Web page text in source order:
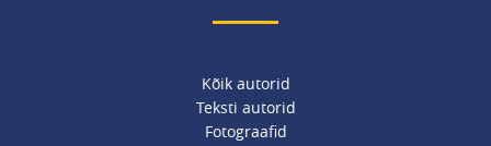
Kõik autorid
Teksti autorid
Fotograafid